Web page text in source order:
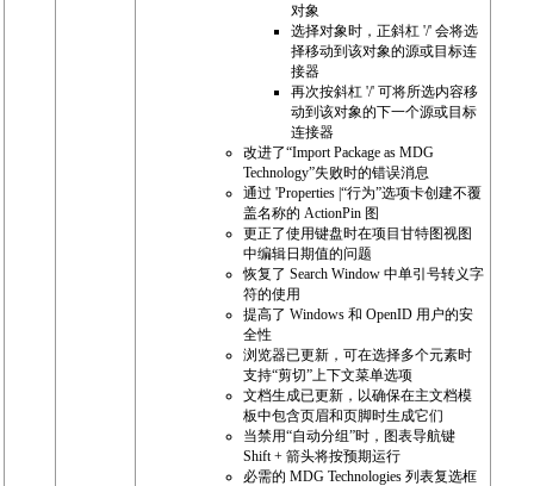
对象
选择对象时，正斜杠 '/' 会将选
择移动到该对象的源或目标连
接器
再次按斜杠 '/' 可将所选内容移
动到该对象的下一个源或目标
连接器
改进了“Import Package as MDG
Technology”失败时的错误消息
通过 'Properties |“行为”选项卡创建不覆
盖名称的 ActionPin 图
更正了使用键盘时在项目甘特图视图
中编辑日期值的问题
恢复了 Search Window 中单引号转义字
符的使用
提高了 Windows 和 OpenID 用户的安
全性
浏览器已更新，可在选择多个元素时
支持“剪切”上下文菜单选项
文档生成已更新，以确保在主文档模
板中包含页眉和页脚时生成它们
当禁用“自动分组”时，图表导航键
Shift + 箭头将按预期运行
必需的 MDG Technologies 列表复选框